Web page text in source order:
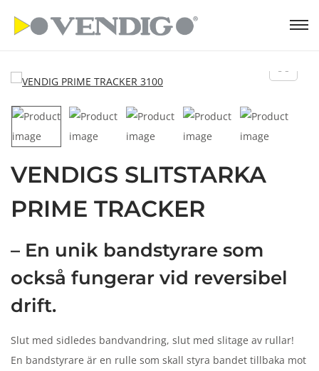
S
t
a
a
t
S
t
o
t
n
t
VENDIGS SLITSTARKA
PRIME TRACKER
– En unik bandstyrare som
också fungerar vid reversibel
drift.
Slut med sidledes bandvandring, slut med slitage av rullar!
En bandstyrare är en rulle som skall styra bandet tillbaka mot